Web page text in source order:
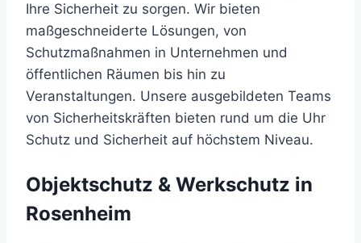
Ihre Sicherheit zu sorgen. Wir bieten
maßgeschneiderte Lösungen, von
Schutzmaßnahmen in Unternehmen und
öffentlichen Räumen bis hin zu
Veranstaltungen. Unsere ausgebildeten Teams
von Sicherheitskräften bieten rund um die Uhr
Schutz und Sicherheit auf höchstem Niveau.
Objektschutz & Werkschutz in
Rosenheim